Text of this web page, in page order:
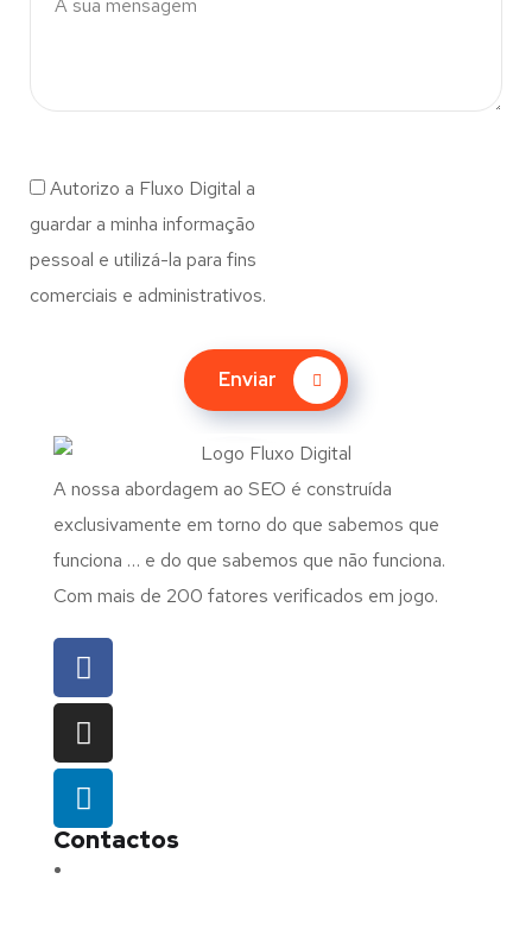
Autorizo a Fluxo Digital a
guardar a minha informação
pessoal e utilizá-la para fins
comerciais e administrativos.
Enviar
A nossa abordagem ao SEO é construída
exclusivamente em torno do que sabemos que
funciona … e do que sabemos que não funciona.
Com mais de 200 fatores verificados em jogo.
Contactos